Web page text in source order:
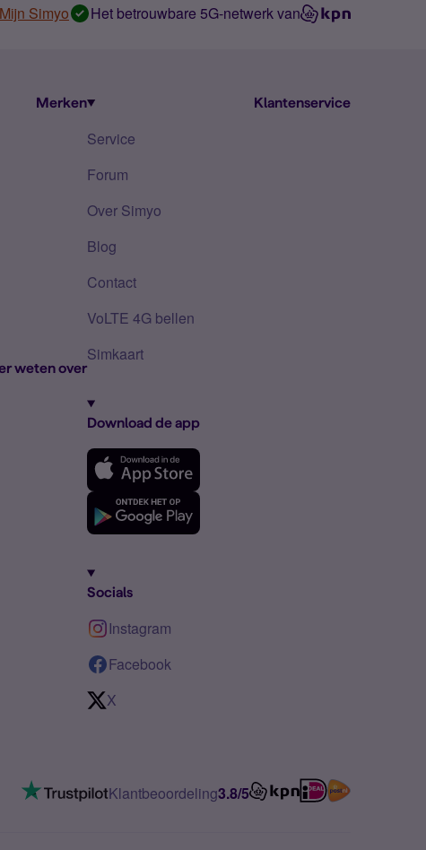
Mijn Simyo Het betrouwbare 5G-netwerk van
Merken
weten over
Klantenservice
Service
Forum
Over Simyo
Blog
Contact
VoLTE 4G bellen
Simkaart
Download de app
Socials
Instagram
Facebook
X
Klantbeoordeling3.8/5